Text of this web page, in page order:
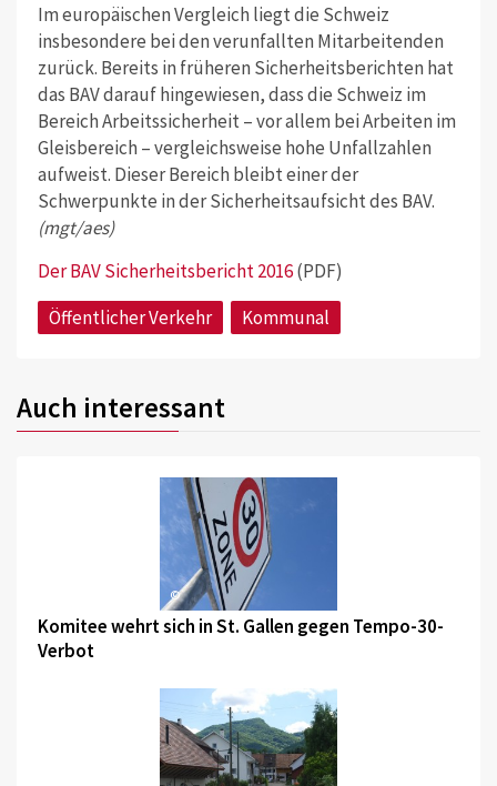
Im europäischen Vergleich liegt die Schweiz
insbesondere bei den verunfallten Mitarbeitenden
zurück. Bereits in früheren Sicherheitsberichten hat
das BAV darauf hingewiesen, dass die Schweiz im
Bereich Arbeitssicherheit – vor allem bei Arbeiten im
Gleisbereich – vergleichsweise hohe Unfallzahlen
aufweist. Dieser Bereich bleibt einer der
Schwerpunkte in der Sicherheitsaufsicht des BAV.
(mgt/aes)
Der BAV Sicherheitsbericht 2016(PDF)
Öffentlicher Verkehr
Kommunal
Auch interessant
©
Komitee wehrt sich in St. Gallen gegen Tempo-30-
Verbot